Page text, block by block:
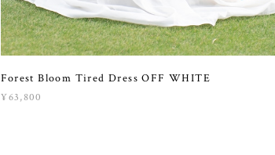
Forest Bloom Tired Dress OFF WHITE
¥63,800